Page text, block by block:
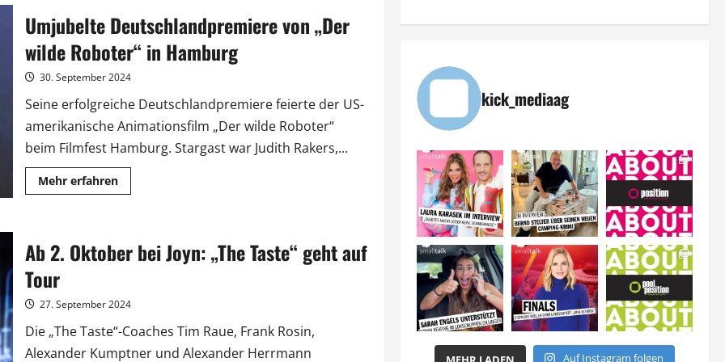
mit
Starbesetzung
die
zweite
Runde
Umjubelte Deutschlandpremiere von „Der
wilde Roboter“ in Hamburg
30. September 2024
Seine erfolgreiche Deutschlandpremiere feierte der US-
amerikanische Animationsfilm „Der wilde Roboter“
beim Filmfest Hamburg. Stargast war Judith Rakers,...
Mehr erfahrenMehr
Informationen
„Der
wilde
Ab 2. Oktober bei Joyn: „The Taste“ geht auf
Tour
27. September 2024
Die „The Taste“-Coaches Tim Raue, Frank Rosin,
Alexander Kumptner und Alexander Herrmann
kick_mediaag
Auf Instagram folgen